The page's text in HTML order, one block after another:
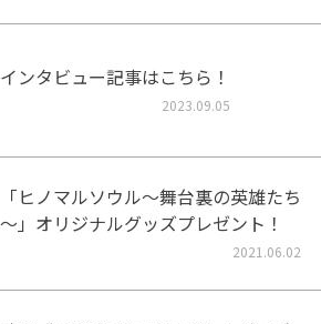
インタビュー記事はこちら！
2023.09.05
「ヒノマルソウル～舞台裏の英雄たち
～」オリジナルグッズプレゼント！
2021.06.02